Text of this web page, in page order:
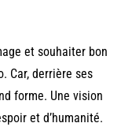
et souhaiter bon
Car, derrière ses
forme. Une vision
et d’humanité.